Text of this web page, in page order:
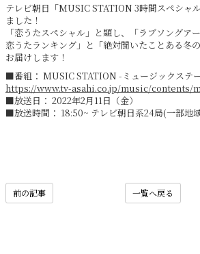
テレビ朝日「MUSIC STATION 3時間スペシャ
ました！
「恋うたスペシャル」と題し、「ラブソングア
恋うたランキング」と「絶対聞いたことある冬
お届けします！
■番組： MUSIC STATION -ミュージックステ
https://www.tv-asahi.co.jp/music/contents/
■放送日： 2022年2月11日（金）
■放送時間： 18:50~ テレビ朝日系24局(一部地
一覧へ戻る
前の記事